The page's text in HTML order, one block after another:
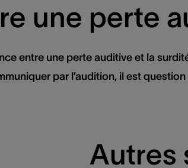
une perte
entre une perte auditive et la
par l’audition, il est
Autres